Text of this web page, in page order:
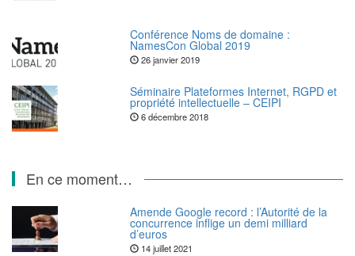
Conférence Noms de domaine :
NamesCon Global 2019
26 janvier 2019
Séminaire Plateformes Internet, RGPD et
propriété intellectuelle – CEIPI
6 décembre 2018
En ce moment…
Amende Google record : l’Autorité de la
concurrence inflige un demi milliard
d’euros
14 juillet 2021